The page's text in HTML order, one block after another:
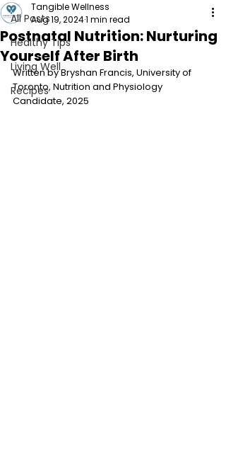
All Posts
Healthy Tips
Living Well
Recipes
Postnatal Nutrition: Nurturing
Yourself After Birth
Tangible Wellness
Aug 19, 20241 min read
Written by Bryshan Francis, University of
Toronto, Nutrition and Physiology
Candidate, 2025